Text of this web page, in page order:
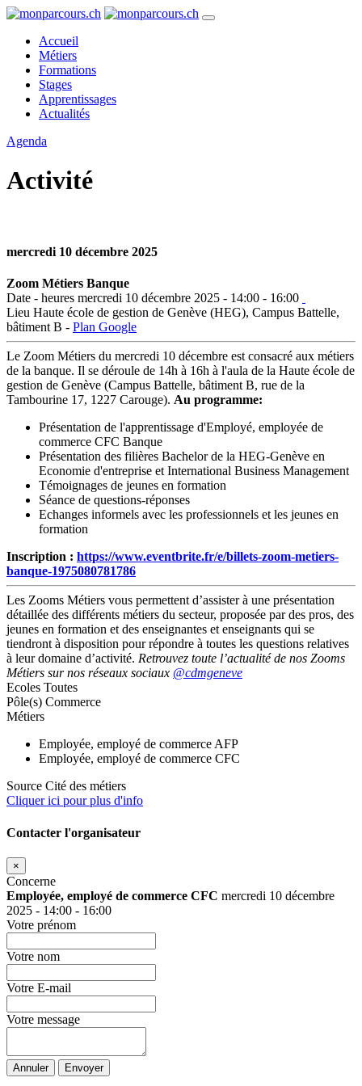
Accueil
Métiers
Formations
Stages
Apprentissages
Actualités
Agenda
Activité
mercredi 10 décembre 2025
Zoom Métiers Banque
Date - heures mercredi 10 décembre 2025 - 14:00 - 16:00
Lieu Haute école de gestion de Genève (HEG), Campus Battelle,
bâtiment B - Plan Google
Le Zoom Métiers du mercredi 10 décembre est consacré aux métiers
de la banque. Il se déroule de 14h à 16h à l'aula de la Haute école de
gestion de Genève (Campus Battelle, bâtiment B, rue de la
Tambourine 17, 1227 Carouge). Au programme:
Présentation de l'apprentissage d'Employé, employée de
commerce CFC Banque
Présentation des filières Bachelor de la HEG-Genève en
Economie d'entreprise et International Business Management
Témoignages de jeunes en formation
Séance de questions-réponses
Echanges informels avec les professionnels et les jeunes en
formation
Inscription : https://www.eventbrite.fr/e/billets-zoom-metiers-
banque-1975080781786
Les Zooms Métiers vous permettent d’assister à une présentation
détaillée des différents métiers du secteur, proposée par des pros, des
jeunes en formation et des enseignantes et enseignants qui se
tiendront à disposition pour répondre à toutes les questions relatives
à leur domaine d’activité. Retrouvez toute l’actualité de nos Zooms
Métiers sur nos réseaux sociaux @cdmgeneve
Ecoles Toutes
Pôle(s) Commerce
Métiers
Employée, employé de commerce AFP
Employée, employé de commerce CFC
Source Cité des métiers
Cliquer ici pour plus d'info
Contacter l'organisateur
×
Concerne
Employée, employé de commerce CFC mercredi 10 décembre
2025 - 14:00 - 16:00
Votre prénom
Votre nom
Votre E-mail
Votre message
Annuler Envoyer